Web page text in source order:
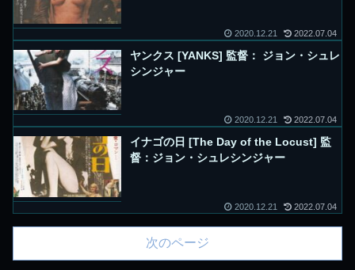
2020.12.21 2022.07.04
ヤンクス [YANKS] 監督： ジョン・シュレ
シンジャー
2020.12.21 2022.07.04
イナゴの日 [The Day of the Locust] 監
督：ジョン・シュレシンジャー
2020.12.21 2022.07.04
次のページ